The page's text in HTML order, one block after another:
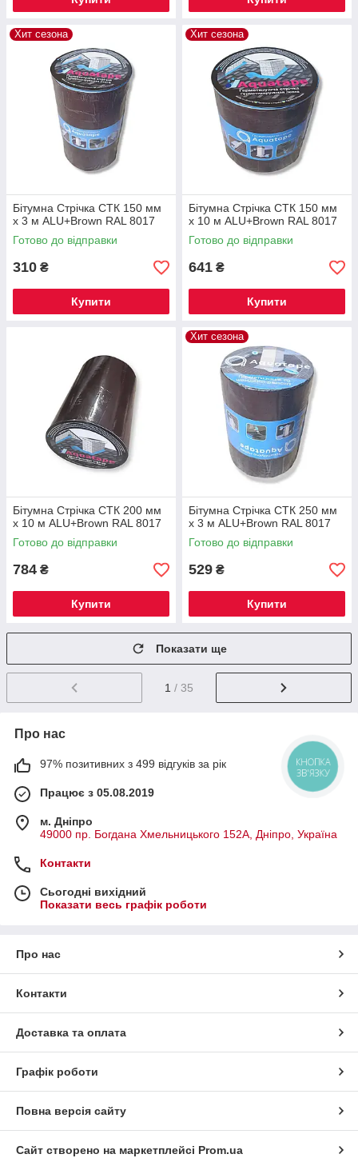
Хит сезона
Бітумна Стрічка СТК 150 мм
х 3 м ALU+Brown RAL 8017
Готово до відправки
310 ₴
Купити
Хит сезона
Бітумна Стрічка СТК 150 мм
х 10 м ALU+Brown RAL 8017
Готово до відправки
641 ₴
Купити
Бітумна Стрічка СТК 200 мм
х 10 м ALU+Brown RAL 8017
Готово до відправки
784 ₴
Купити
Хит сезона
Бітумна Стрічка СТК 250 мм
х 3 м ALU+Brown RAL 8017
Готово до відправки
529 ₴
Купити
Показати ще
1 / 35
Про нас
97% позитивних з 499 відгуків за рік
Працює з 05.08.2019
м. Дніпро
49000 пр. Богдана Хмельницького 152А, Дніпро, Україна
Контакти
Сьогодні вихідний
Показати весь графік роботи
Про нас
Контакти
Доставка та оплата
Графік роботи
Повна версія сайту
Сайт створено на маркетплейсі Prom.ua
КНОПКА
ЗВ'ЯЗКУ